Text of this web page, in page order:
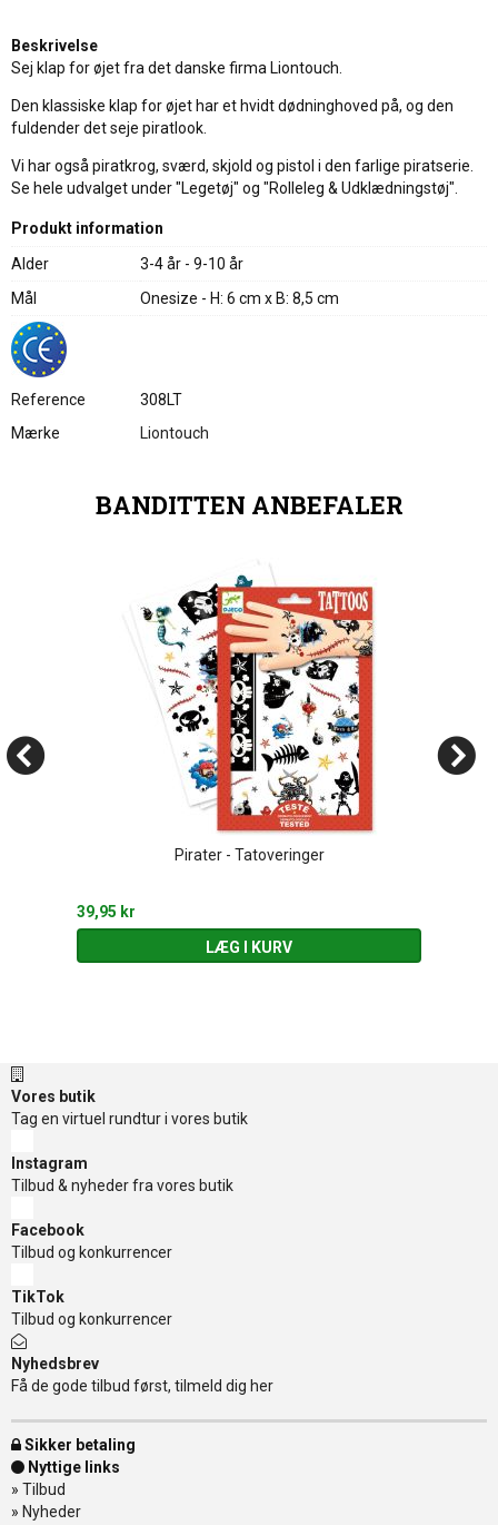
Beskrivelse
Sej klap for øjet fra det danske firma Liontouch.
Den klassiske klap for øjet har et hvidt dødninghoved på, og den
fuldender det seje piratlook.
Vi har også piratkrog, sværd, skjold og pistol i den farlige piratserie.
Se hele udvalget under "Legetøj" og "Rolleleg & Udklædningstøj".
Produkt information
Alder
3-4 år - 9-10 år
Mål
Onesize - H: 6 cm x B: 8,5 cm
Reference
308LT
Mærke
Liontouch
BANDITTEN ANBEFALER
Pirater - Tatoveringer
39,95 kr
LÆG I KURV
Vores butik
Tag en virtuel rundtur i vores butik
Instagram
Tilbud & nyheder fra vores butik
Facebook
Tilbud og konkurrencer
TikTok
Tilbud og konkurrencer
Nyhedsbrev
Få de gode tilbud først, tilmeld dig her
Sikker betaling
Nyttige links
» Tilbud
» Nyheder